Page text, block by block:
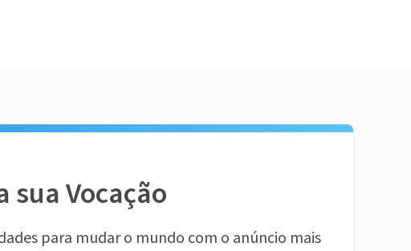
sua Vocação
para mudar o mundo com o anúncio mais